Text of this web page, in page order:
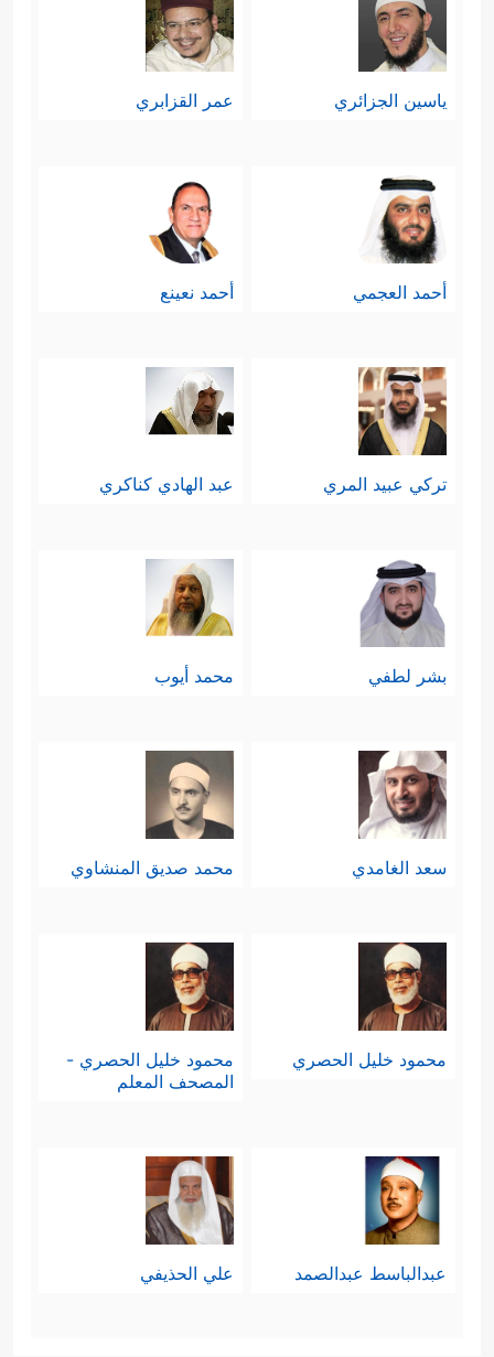
ياسين الجزائري عمر القزابري
أحمد العجمي أحمد نعينع
تركي عبيد المري عبد الهادي كناكري
بشر لطفي محمد أيوب
سعد الغامدي محمد صديق المنشاوي
محمود خليل الحصري
محمود خليل الحصري -
المصحف المعلم
عبدالباسط عبدالصمد علي الحذيفي